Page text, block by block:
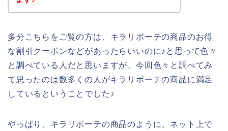
多分こちらをご覧の方は、キラリボーテの商品のお得
な割引クーポンなどがあったらいいのに♪と思って色々
と調べている人だと思いますが、今回色々と調べてみ
て思ったのは数多くの人がキラリボーテの商品に満足
しているということでした♪
やっぱり、キラリボーテの商品のように、ネット上で